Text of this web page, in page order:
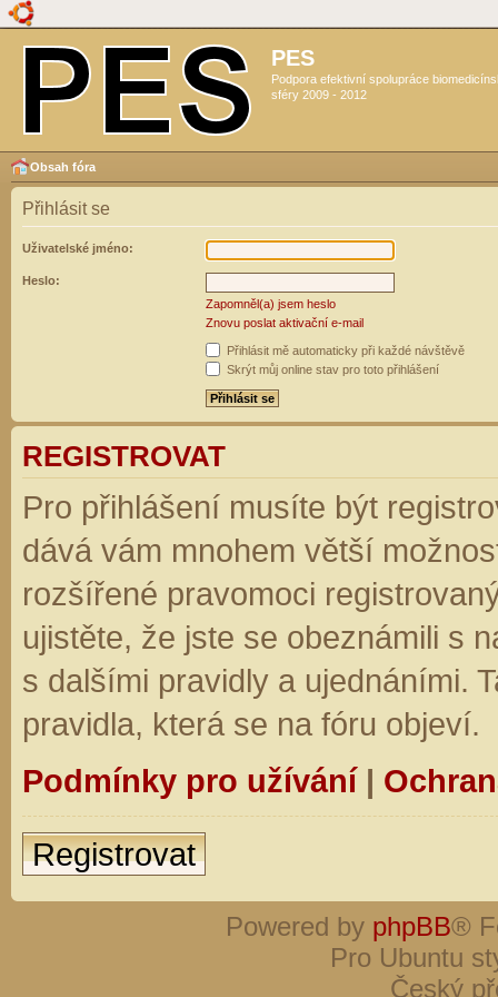
PES
Podpora efektivní spolupráce
sféry 2009 - 2012
Obsah fóra
Přihlásit se
Uživatelské jméno:
Heslo:
Zapomněl(a) jsem heslo
Znovu poslat aktivační e-mail
Přihlásit mě automaticky při každé návštěvě
Skrýt můj online stav pro toto přihlášení
REGISTROVAT
Pro přihlášení musíte být
dává vám mnohem větší
rozšířené pravomoci
ujistěte, že jste se obeznámili s
s dalšími pravidly a ujednáními.
pravidla, která se na fóru objeví.
Podmínky pro užívání|
Registrovat
Powered by phpBB®
Pro Ubuntu
Český